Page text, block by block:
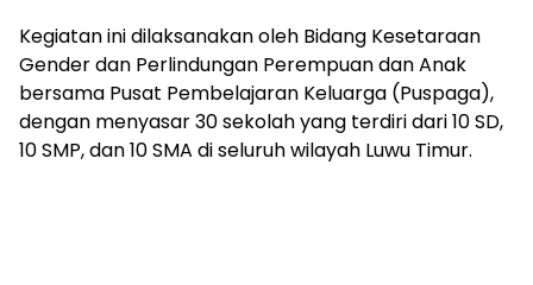
Kegiatan ini dilaksanakan oleh Bidang Kesetaraan
Gender dan Perlindungan Perempuan dan Anak
bersama Pusat Pembelajaran Keluarga (Puspaga),
dengan menyasar 30 sekolah yang terdiri dari 10 SD,
10 SMP, dan 10 SMA di seluruh wilayah Luwu Timur.